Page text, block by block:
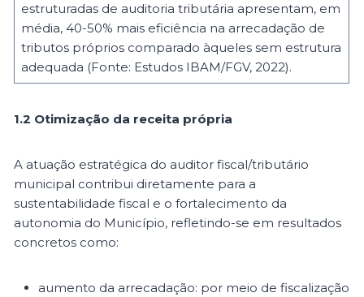
estruturadas de auditoria tributária apresentam, em
média, 40-50% mais eficiência na arrecadação de
tributos próprios comparado àqueles sem estrutura
adequada (Fonte: Estudos IBAM/FGV, 2022).
1.2 Otimização da receita própria
A atuação estratégica do auditor fiscal/tributário
municipal contribui diretamente para a
sustentabilidade fiscal e o fortalecimento da
autonomia do Município, refletindo-se em resultados
concretos como:
aumento da arrecadação: por meio de fiscalização